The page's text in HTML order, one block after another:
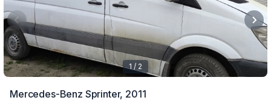
1 / 2
Mercedes-Benz Sprinter, 2011